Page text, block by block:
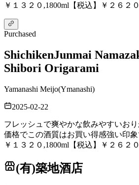
￥１３２０,1800ml【税込】￥２６２
Purchased
ShichikenJunmai
Shibori Origarami
Yamanashi Meijo(Ymanashi)
2025-02-22
フレッシュで爽やかな飲みやすいお
価格でこの酒質はお買い得感強い印象
￥１３２０,1800ml【税込】￥２６２
(有)築地酒店